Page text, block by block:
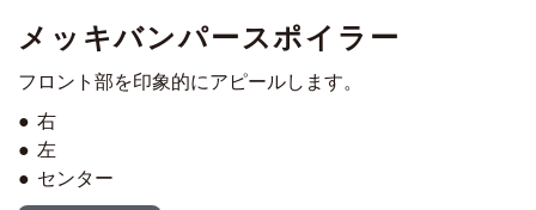
メッキバンパースポイラー
フロント部を印象的にアピールします。
右
左
センター